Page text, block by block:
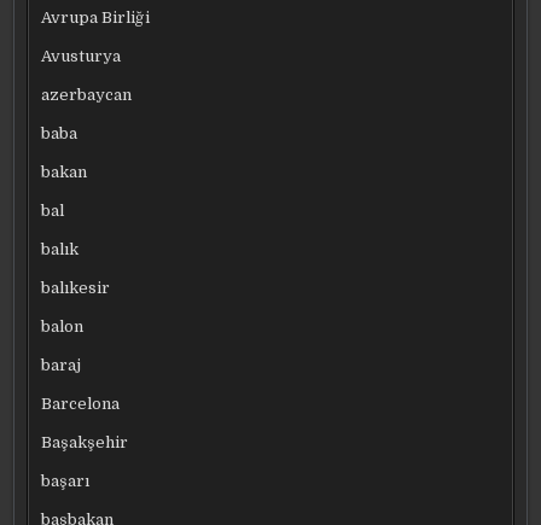
Avrupa Birliği
Avusturya
azerbaycan
baba
bakan
bal
balık
balıkesir
balon
baraj
Barcelona
Başakşehir
başarı
başbakan